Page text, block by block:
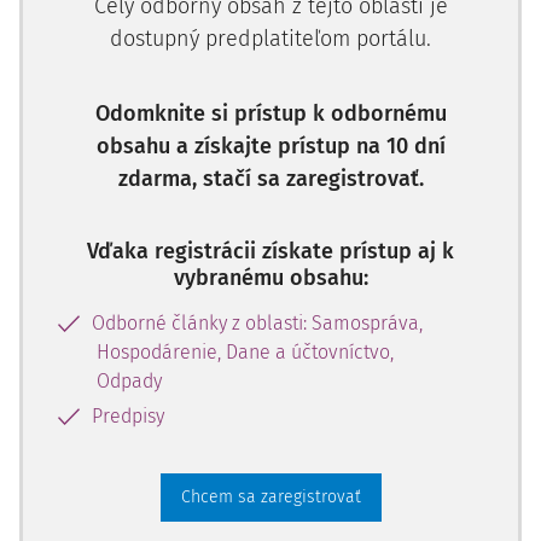
spôsob odstúpenia od zmluvy a vyporiadania
majetkových a finančných záväzkov spoločného
Rovnako musí zmluva o zriadení spoločného obecného
obecný úrad zabezpečuje prenesený výkon štátnej sprá
Celý odborný obsah z tejto oblasti je
dostupný predplatiteľom portálu.
Odomknite si prístup k odbornému
obsahu a získajte prístup na 10 dní
zdarma, stačí sa zaregistrovať.
Vďaka registrácii získate prístup aj k
vybranému obsahu:
Odborné články z oblasti: Samospráva,
Hospodárenie, Dane a účtovníctvo,
Odpady
Predpisy
Chcem sa zaregistrovať